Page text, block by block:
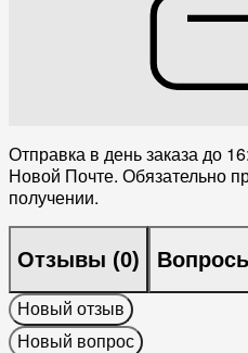
Отправка в день заказа до
Новой Почте. Обязательно
получении.
Отзывы (0)
Новый отзыв
Новый вопрос